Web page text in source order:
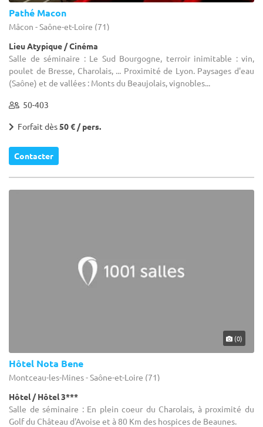
Pathé Macon
Mâcon - Saône-et-Loire (71)
Lieu Atypique / Cinéma
Salle de séminaire : Le Sud Bourgogne, terroir inimitable : vin,
poulet de Bresse, Charolais, ... Proximité de Lyon. Paysages d'eau
(Saône) et de vallées : Monts du Beaujolais, vignobles...
50-403
Forfait dès50 € / pers.
Contacter
(0)
Hôtel Nota Bene
Montceau-les-Mines - Saône-et-Loire (71)
Hôtel / Hôtel 3***
Salle de séminaire : En plein coeur du Charolais, à proximité du
Golf du Château d'Avoise et à 80 Km des hospices de Beaunes.